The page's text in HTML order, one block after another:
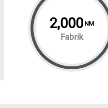
2,000 NM
Fabrik